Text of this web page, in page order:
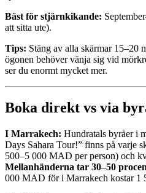
Bäst för stjärnkikande:
att sitta ute).
Tips: Stäng av alla skärmar
ögonen behöver vänja sig vid
ser du enormt mycket mer.
Boka direkt vs via
I Marrakech: Hundratals byråer i
Days Sahara Tour!” finns på varje
500–5 000 MAD per person) och
Mellanhänderna tar 30–50
000 MAD för i Marrakech kostar 1